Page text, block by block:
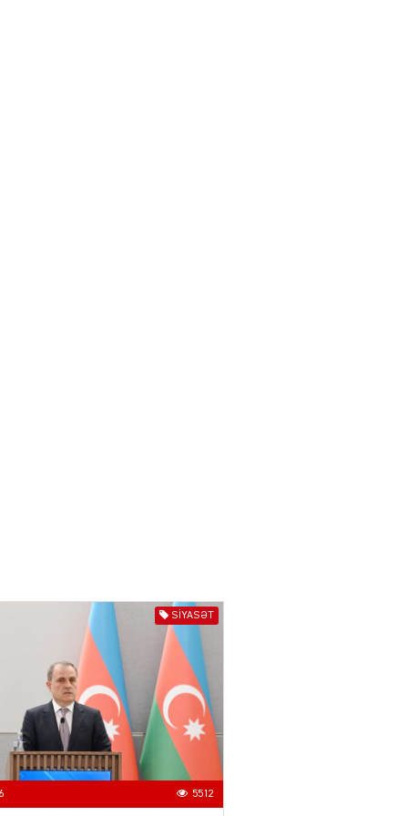
XİN rəhbərindən TRİPP
layihəsi ilə bağlı AÇIQLAMA
04.08.2026
Müharibə Rusiyanın belini
bükür
04.08.2026
SIYASƏT
5512